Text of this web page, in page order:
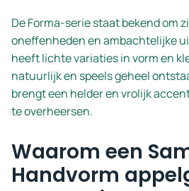
De Forma-serie staat bekend om
oneffenheden en ambachtelijke
heeft lichte variaties in vorm en
natuurlijk en speels geheel
brengt een helder en vrolijk
te overheersen.
Waarom een
Handvorm